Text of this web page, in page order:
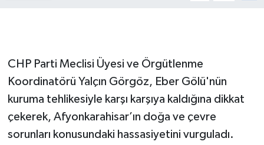
CHP Parti Meclisi Üyesi ve Örgütlenme
Koordinatörü Yalçın Görgöz, Eber Gölü'nün
kuruma tehlikesiyle karşı karşıya kaldığına dikkat
çekerek, Afyonkarahisar’ın doğa ve çevre
sorunları konusundaki hassasiyetini vurguladı.